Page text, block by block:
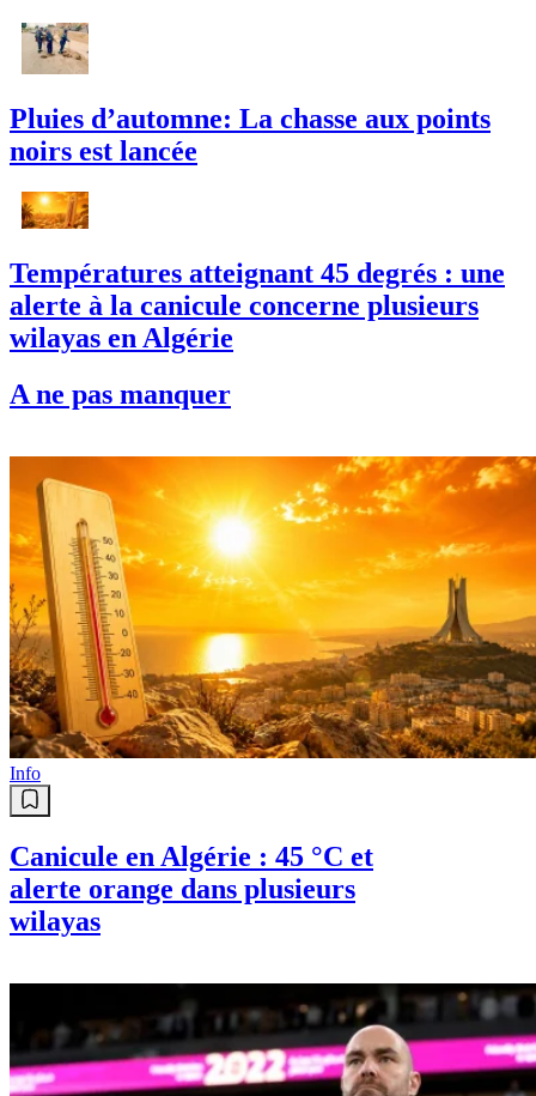
Pluies d’automne: La chasse aux points
noirs est lancée
Températures atteignant 45 degrés : une
alerte à la canicule concerne plusieurs
wilayas en Algérie
A ne pas manquer
Info
Canicule en Algérie : 45 °C et
alerte orange dans plusieurs
wilayas